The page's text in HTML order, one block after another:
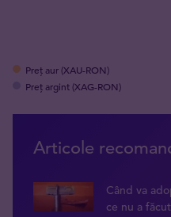
Preț aur (XAU-RON)
Preț argint (XAG-RON)
Articole
Când va
ce nu a